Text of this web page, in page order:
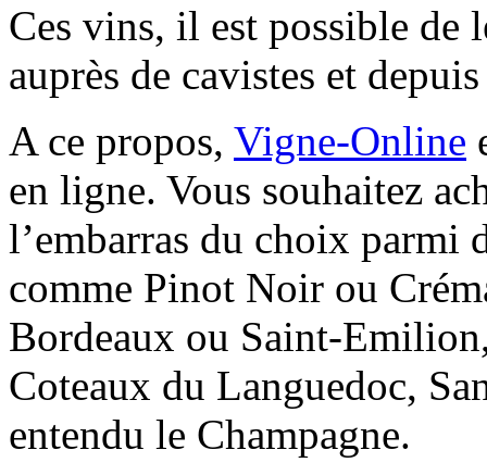
Ces vins, il est possible de
auprès de cavistes et
A ce propos, Vigne-Online
en ligne. Vous souhaitez
l’embarras du choix parmi
comme Pinot Noir ou
Bordeaux ou Saint-
Coteaux du Languedoc,
entendu le Champagne.